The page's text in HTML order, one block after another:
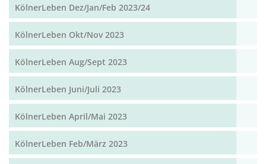
KölnerLeben Dez/Jan/Feb 2023/24
KölnerLeben Okt/Nov 2023
KölnerLeben Aug/Sept 2023
KölnerLeben Juni/Juli 2023
KölnerLeben April/Mai 2023
KölnerLeben Feb/März 2023